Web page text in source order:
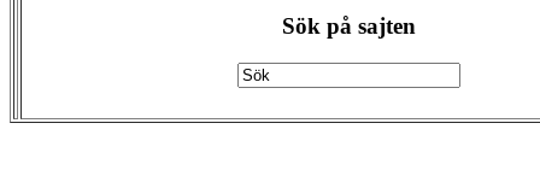
Sök på sajten